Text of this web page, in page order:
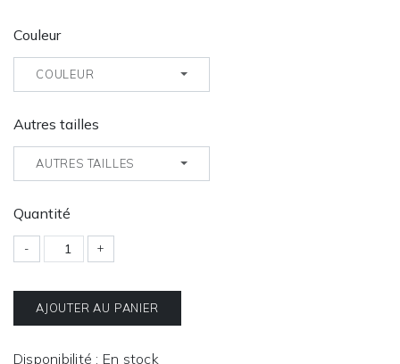
Couleur
COULEUR
Autres tailles
AUTRES TAILLES
Quantité
- +
AJOUTER AU PANIER
Disponibilité : En stock